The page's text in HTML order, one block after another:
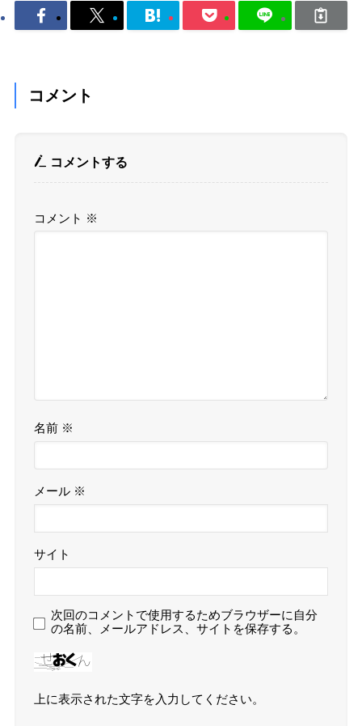
コメント
コメントする
コメント ※
名前 ※
メール ※
サイト
次回のコメントで使用するためブラウザーに自分
の名前、メールアドレス、サイトを保存する。
上に表示された文字を入力してください。